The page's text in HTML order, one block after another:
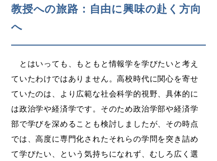
教授への旅路：自由に興味の赴く方向
へ
とはいっても、もともと情報学を学びたいと考え
ていたわけではありません。高校時代に関心を寄せ
ていたのは、より広範な社会科学的視野、具体的に
は政治学や経済学です。そのため政治学部や経済学
部で学びを深めることも検討しましたが、その時点
では、高度に専門化されたそれらの学問を突き詰め
て学びたい、という気持ちになれず、むしろ広く選